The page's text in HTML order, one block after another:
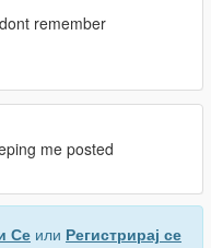
remember
me posted
Се или Регистрирај се